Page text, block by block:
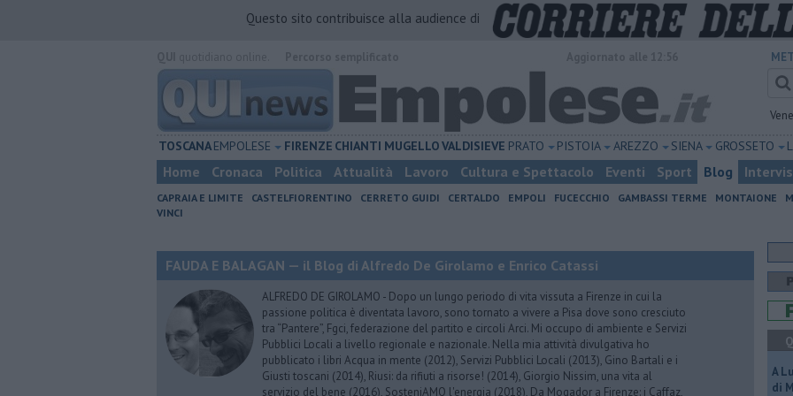
Questo sito contribuisce alla audience di
TOSCANAEMPOLESE FIRENZE CHIANTI MUGELLOVALDISIEVE PRATO PISTOIA AREZZO SIENA GROSSETO
Home Cronaca Politica Attualità Lavoro Cultura e Spettacolo Eventi Sport Blog
CAPRAIA E LIMITE CASTELFIORENTINO CERRETO GUIDI CERTALDO EMPOLI FUCECCHIO GAMBASSI TERME MONTAIONE
VINCI
FAUDA E BALAGAN — il Blog di Alfredo De Girolamo e Enrico Catassi
ALFREDO DE GIROLAMO - Dopo un lungo periodo di vita vissuta a Firenze in cui la
passione politica è diventata lavoro, sono tornato a vivere a Pisa dove sono cresciuto
tra “Pantere”, Fgci, federazione del partito e circoli Arci. Mi occupo di ambiente e Servizi
Pubblici Locali a livello regionale e nazionale. Nella mia attività divulgativa ho
pubblicato i libri Acqua in mente (2012), Servizi Pubblici Locali (2013), Gino Bartali e i
Giusti toscani (2014), Riusi: da rifiuti a risorse! (2014), Giorgio Nissim, una vita al
servizio del bene (2016), SosteniAMO l'energia (2018), Da Mogador a Firenze: i Caffaz,
A
di